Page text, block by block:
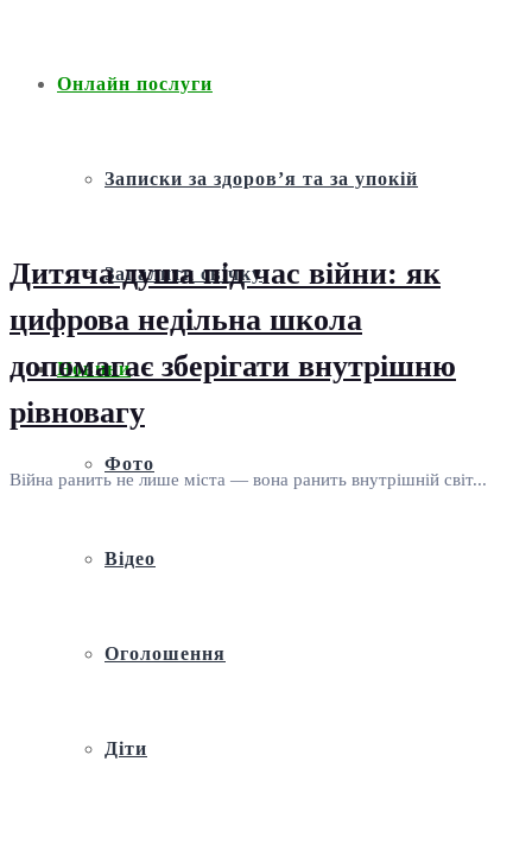
Онлайн послуги
Записки за здоров’я та за упокій
Запалити свічку
Новини
Фото
Відео
Оголошення
Діти
Дитяча душа під час війни: як
цифрова недільна школа
допомагає зберігати внутрішню
рівновагу
Війна ранить не лише міста — вона ранить внутрішній світ...